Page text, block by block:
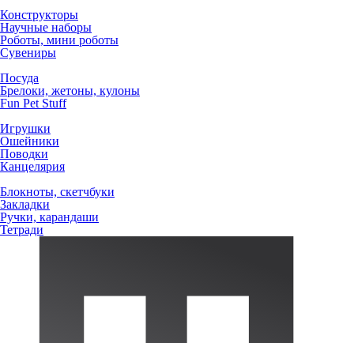
Конструкторы
Научные наборы
Роботы, мини роботы
Сувениры
Посуда
Брелоки, жетоны, кулоны
Fun Pet Stuff
Игрушки
Ошейники
Поводки
Канцелярия
Блокноты, скетчбуки
Закладки
Ручки, карандаши
Тетради